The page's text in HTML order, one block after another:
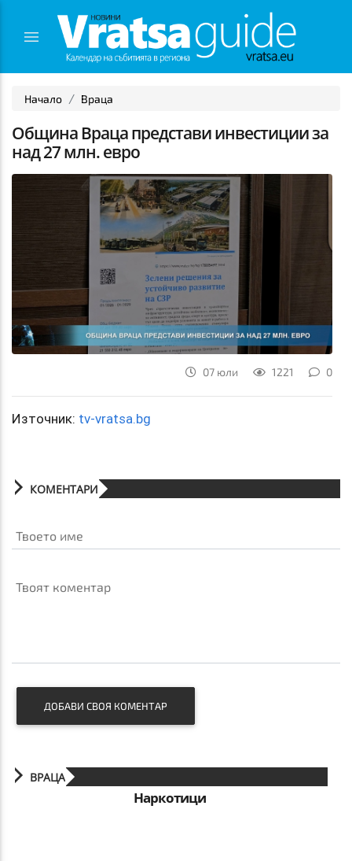
Начало Враца
Община Враца представи инвестиции за
над 27 млн. евро
07 юли 1221 0
Източник: tv-vratsa.bg
КОМЕНТАРИ
Твоето име
Твоят коментар
ДОБАВИ СВОЯ КОМЕНТАР
ВРАЦА
Наркотици